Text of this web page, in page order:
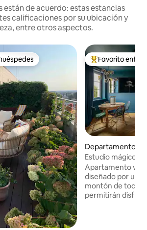
están de acuerdo: estas estancias
calificaciones por su ubicación y
entre otros aspectos.
entre huéspedes De los mejores
Favorito entre
Departamento en
to
Estudio mágico /
al río
Apartamento
diseñado por un
montón de
permitirán